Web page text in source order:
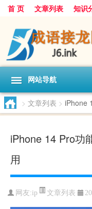
首 页 文章列表 知识
网站导航
> 文章列表 > iPhone
iPhone 14 Pro功
用
网友:ip 文章列表